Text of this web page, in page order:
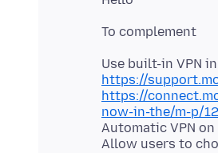
https://
https://
now-in-the/m-p/
Automatic VPN
Allow users to